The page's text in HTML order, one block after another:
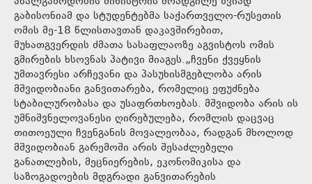
გაბისონიამ და სტუდენტებმა საქართველო-რუსეთის
ომის მე-18 წლისთავთან დაკავშირებით,
მუხათგვერდის ძმათა სასაფლაოზე აგვისტოს ომის
გმირების ხსოვნას პატივი მიაგეს.„ჩვენი ქვეყნის
უმთავრესი არჩევანი და პასუხისმგებლობა არის
მშვიდობიანი განვითარება, რომელიც ეფუძნება
სტაბილურობასა და უსაფრთხოებას. მშვიდობა არის ის
უმნიშვნელოვანესი ღირებულება, რომლის დაცვაც
თითოეული ჩვენგანის მოვალეობაა, რადგან მხოლოდ
მშვიდობიან გარემოში არის შესაძლებელი
განათლების, მეცნიერების, ეკონომიკისა და
საზოგადოების მდგრადი განვითარების